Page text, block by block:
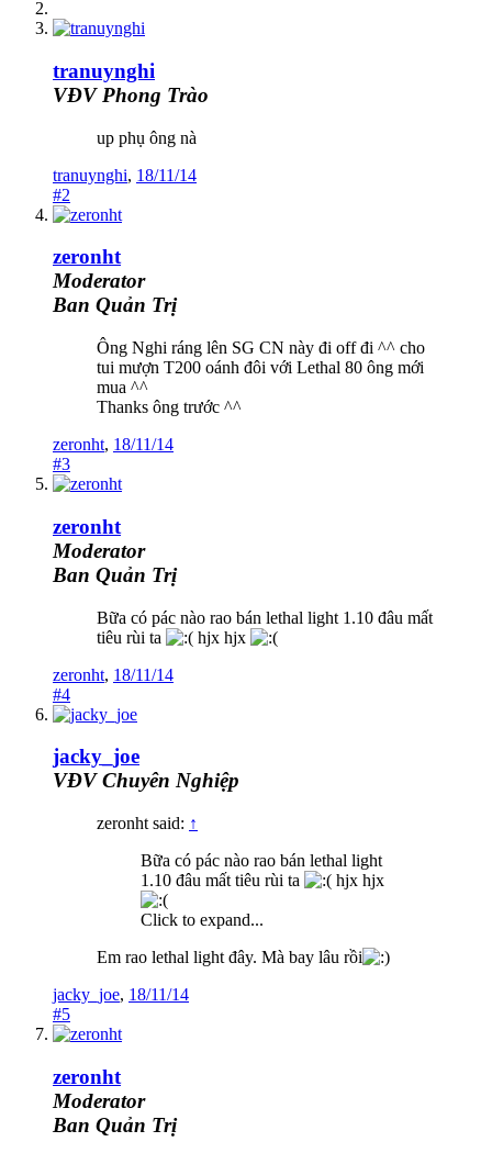
tranuynghi
VĐV Phong Trào
up phụ ông nà
tranuynghi, 18/11/14
#2
zeronht
Moderator
Ban Quản Trị
Ông Nghi ráng lên SG CN này đi off đi ^^ cho
tui mượn T200 oánh đôi với Lethal 80 ông mới
mua ^^
Thanks ông trước ^^
zeronht, 18/11/14
#3
zeronht
Moderator
Ban Quản Trị
Bữa có pác nào rao bán lethal light 1.10 đâu mất
tiêu rùi ta
hjx hjx
zeronht, 18/11/14
#4
jacky_joe
VĐV Chuyên Nghiệp
zeronht said: ↑
Bữa có pác nào rao bán lethal light
1.10 đâu mất tiêu rùi ta
hjx hjx
Click to expand...
Em rao lethal light đây. Mà bay lâu rồi
jacky_joe, 18/11/14
#5
zeronht
Moderator
Ban Quản Trị